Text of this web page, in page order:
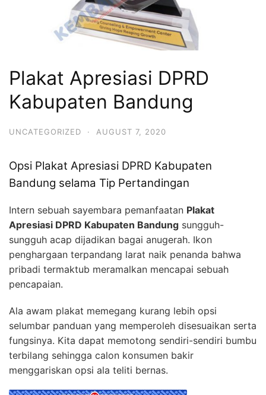
Plakat Apresiasi DPRD
Kabupaten Bandung
UNCATEGORIZED · AUGUST 7, 2020
Opsi Plakat Apresiasi DPRD Kabupaten
Bandung selama Tip Pertandingan
Intern sebuah sayembara pemanfaatan Plakat
Apresiasi DPRD Kabupaten Bandung sungguh-
sungguh acap dijadikan bagai anugerah. Ikon
penghargaan terpandang larat naik penanda bahwa
pribadi termaktub meramalkan mencapai sebuah
pencapaian.
Ala awam plakat memegang kurang lebih opsi
selumbar panduan yang memperoleh disesuaikan serta
fungsinya. Kita dapat memotong sendiri-sendiri bumbu
terbilang sehingga calon konsumen bakir
menggariskan opsi ala teliti bernas.